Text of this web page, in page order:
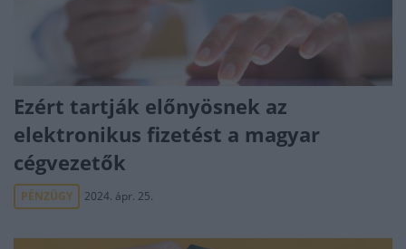
Ezért tartják előnyösnek az
elektronikus fizetést a magyar
cégvezetők
PÉNZÜGY 2024. ápr. 25.